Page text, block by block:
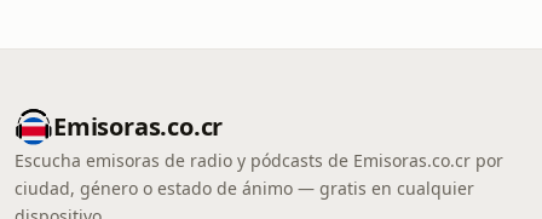
Emisoras.co.cr
Escucha emisoras de radio y pódcasts de Emisoras.co.cr por
ciudad, género o estado de ánimo — gratis en cualquier